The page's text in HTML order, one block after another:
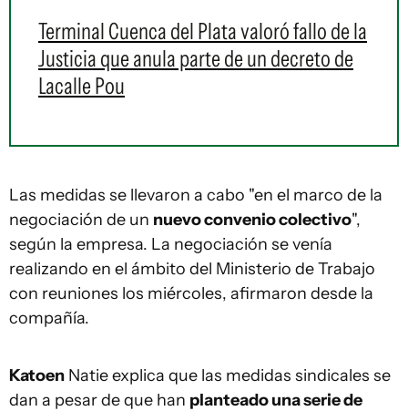
Terminal Cuenca del Plata valoró fallo de la
Justicia que anula parte de un decreto de
Lacalle Pou
Las medidas se llevaron a cabo "en el marco de la
negociación de un nuevo convenio colectivo",
según la empresa. La negociación se venía
realizando en el ámbito del Ministerio de Trabajo
con reuniones los miércoles, afirmaron desde la
compañía.
Katoen Natie explica que las medidas sindicales se
dan a pesar de que han planteado una serie de